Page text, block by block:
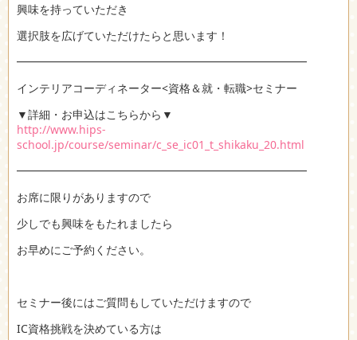
興味を持っていただき
選択肢を広げていただけたらと思います！
━━━━━━━━━━━━━━━━━━━━━━━━━━
インテリアコーディネーター<資格＆就・転職>セミナー
▼詳細・お申込はこちらから▼
http://www.hips-
school.jp/course/seminar/c_se_ic01_t_shikaku_20.html
━━━━━━━━━━━━━━━━━━━━━━━━━━
お席に限りがありますので
少しでも興味をもたれましたら
お早めにご予約ください。
セミナー後にはご質問もしていただけますので
IC資格挑戦を決めている方は